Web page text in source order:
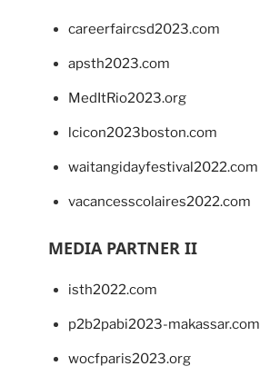
careerfaircsd2023.com
apsth2023.com
MedItRio2023.org
lcicon2023boston.com
waitangidayfestival2022.com
vacancesscolaires2022.com
MEDIA PARTNER II
isth2022.com
p2b2pabi2023-makassar.com
wocfparis2023.org